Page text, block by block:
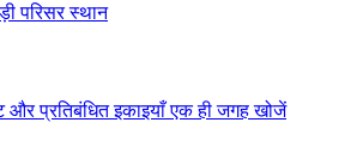
परिसर स्थान
और प्रतिबंधित इकाइयाँ एक ही जगह खोजें